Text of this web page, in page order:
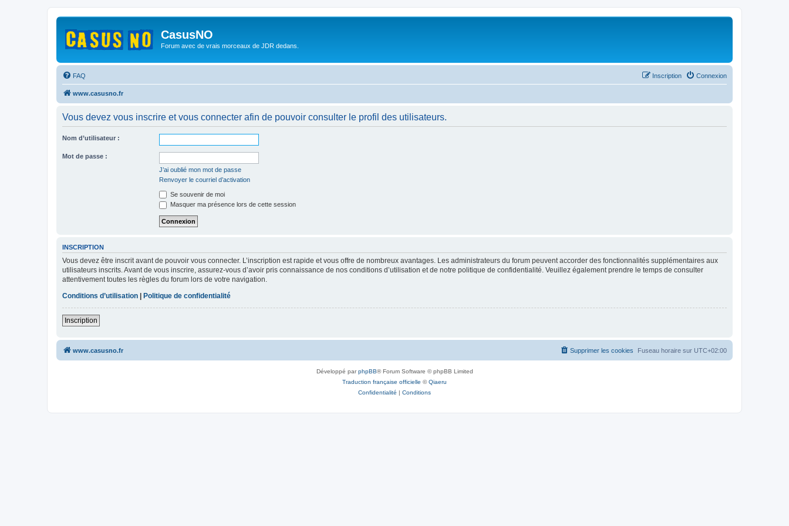
CasusNO
Forum avec de vrais morceaux de JDR dedans.
FAQ Connexion
Inscription
www.casusno.fr
Vous devez vous inscrire et vous connecter afin de pouvoir consulter le profil des utilisateurs.
Nom d’utilisateur :
Mot de passe :
J’ai oublié mon mot de passe
Renvoyer le courriel d’activation
Se souvenir de moi
Masquer ma présence lors de cette session
INSCRIPTION
Vous devez être inscrit avant de pouvoir vous connecter. L’inscription est rapide et vous offre de nombreux avantages. Les administrateurs du forum peuvent accorder des fonctionnalités supplémentaires aux
utilisateurs inscrits. Avant de vous inscrire, assurez-vous d’avoir pris connaissance de nos conditions d’utilisation et de notre politique de confidentialité. Veuillez également prendre le temps de consulter
attentivement toutes les règles du forum lors de votre navigation.
Conditions d’utilisation
Politique de confidentialité
Inscription
www.casusno.fr Fuseau horaire sur UTC+02:00
Supprimer les cookies
Développé parphpBB® Forum Software © phpBB Limited
Traduction française officielle ©Qiaeru
Confidentialité | Conditions